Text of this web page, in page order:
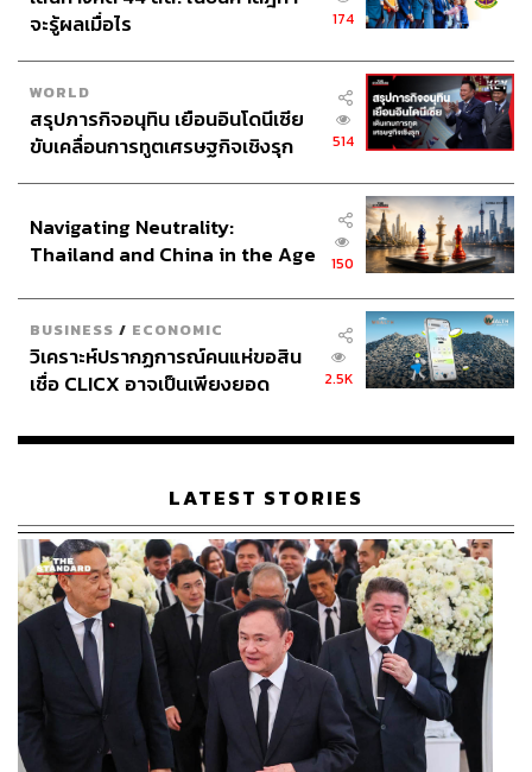
จะรู้ผลเมื่อไร
174
WORLD
สรุปภารกิจอนุทิน เยือนอินโดนีเซีย
ขับเคลื่อนการทูตเศรษฐกิจเชิงรุก
514
Navigating Neutrality:
Thailand and China in the Age
150
BUSINESS / ECONOMIC
วิเคราะห์ปรากฏการณ์คนแห่ขอสิน
เชื่อ CLICX อาจเป็นเพียงยอด
เรือนไทยที่ถูกซุกไว้
2.5K
LATEST STORIES